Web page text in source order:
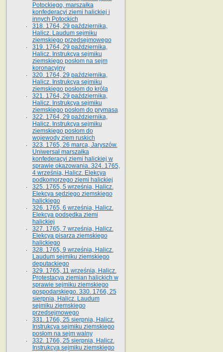
Potockiego, marszałka
konfederacyi ziemi halickiej i
innych Potockich
318. 1764, 29 października,
Halicz. Laudum sejmiku
ziemskiego przedsejmowego
319. 1764, 29 października,
Halicz. Instrukcya sejmiku
ziemskiego posłom na sejm
koronacyjny
320. 1764, 29 października,
Halicz. Instrukcya sejmiku
ziemskiego posłom do króla
321. 1764, 29 października,
Halicz. Instrukcya sejmiku
ziemskiego posłom do prymasa
322. 1764, 29 października,
Halicz. Instrukcya sejmiku
ziemskiego posłom do
wojewody ziem ruskich
323. 1765, 26 marca, Jaryszów.
Uniwersał marszałka
konfederacyi ziemi halickiej w
sprawie okazowania. 324. 1765,
4 września, Halicz. Elekcya
podkomorzego ziemi halickiej
325. 1765, 5 września, Halicz.
Elekcya sędziego ziemskiego
halickiego
326. 1765, 6 września, Halicz.
Elekcya podsędka ziemi
halickiej
327. 1765, 7 września, Halicz.
Elekcya pisarza ziemskiego
halickiego
328. 1765, 9 września, Halicz.
Laudum sejmiku ziemskiego
deputackiego
329. 1765, 11 września, Halicz.
Protestacya ziemian halickich w
sprawie sejmiku ziemskiego
gospodarskiego. 330. 1766, 25
sierpnia, Halicz. Laudum
sejmiku ziemskiego
przedsejmowego
331. 1766, 25 sierpnia, Halicz.
Instrukcya sejmiku ziemskiego
posłom na sejm walny
332. 1766, 25 sierpnia, Halicz.
Instrukcya sejmiku ziemskiego